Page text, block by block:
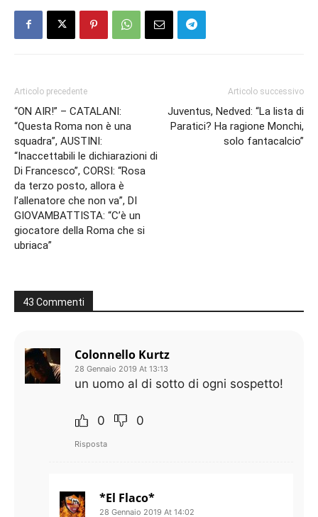
Articolo precedente
“ON AIR!” – CATALANI:
“Questa Roma non è una
squadra”, AUSTINI:
“Inaccettabili le dichiarazioni di
Di Francesco”, CORSI: “Rosa
da terzo posto, allora è
l’allenatore che non va”, DI
GIOVAMBATTISTA: “C’è un
giocatore della Roma che si
ubriaca”
Articolo successivo
Juventus, Nedved: “La lista di
Paratici? Ha ragione Monchi,
solo fantacalcio”
43 Commenti
Colonnello Kurtz
28 Gennaio 2019 At 13:13
un uomo al di sotto di ogni sospetto!
0 0
Risposta
*El Flaco*
28 Gennaio 2019 At 14:02